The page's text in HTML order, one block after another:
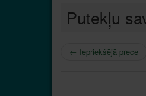
Putekļu
← Iepriekšējā prece